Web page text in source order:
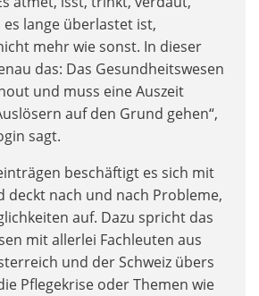
lange überlastet ist,
mehr wie sonst. In dieser
das: Das Gesundheitswesen
und muss eine Auszeit
auf den Grund gehen“,
sagt.
beschäftigt es sich mit
deckt nach und nach Probleme,
auf. Dazu spricht das
mit allerlei Fachleuten aus
und der Schweiz übers
Pflegekrise oder Themen wie